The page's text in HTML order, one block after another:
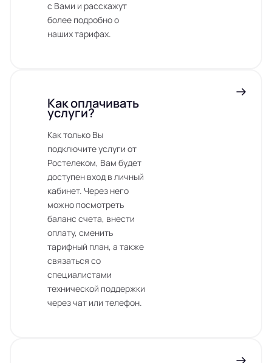
с Вами и расскажут
более подробно о
наших тарифах.
Как оплачивать
услуги?
Как только Вы
подключите услуги от
Ростелеком, Вам будет
доступен вход в личный
кабинет. Через него
можно посмотреть
баланс счета, внести
оплату, сменить
тарифный план, а также
связаться со
специалистами
технической поддержки
через чат или телефон.